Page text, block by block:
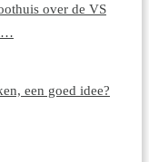
over de VS
een goed idee?